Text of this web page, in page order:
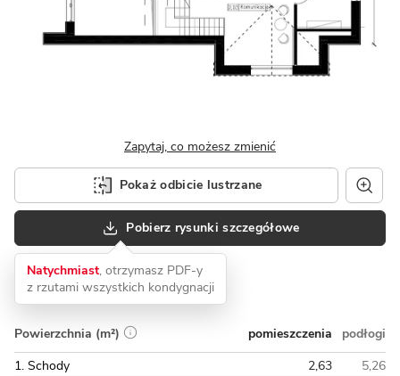
Zapytaj, co możesz zmienić
Pokaż odbicie lustrzane
Pobierz rysunki szczegółowe
Natychmiast, otrzymasz PDF-y
z rzutami wszystkich kondygnacji
Powierzchnia (m²) pomieszczenia
podłogi
1. Schody
2,63
5,26